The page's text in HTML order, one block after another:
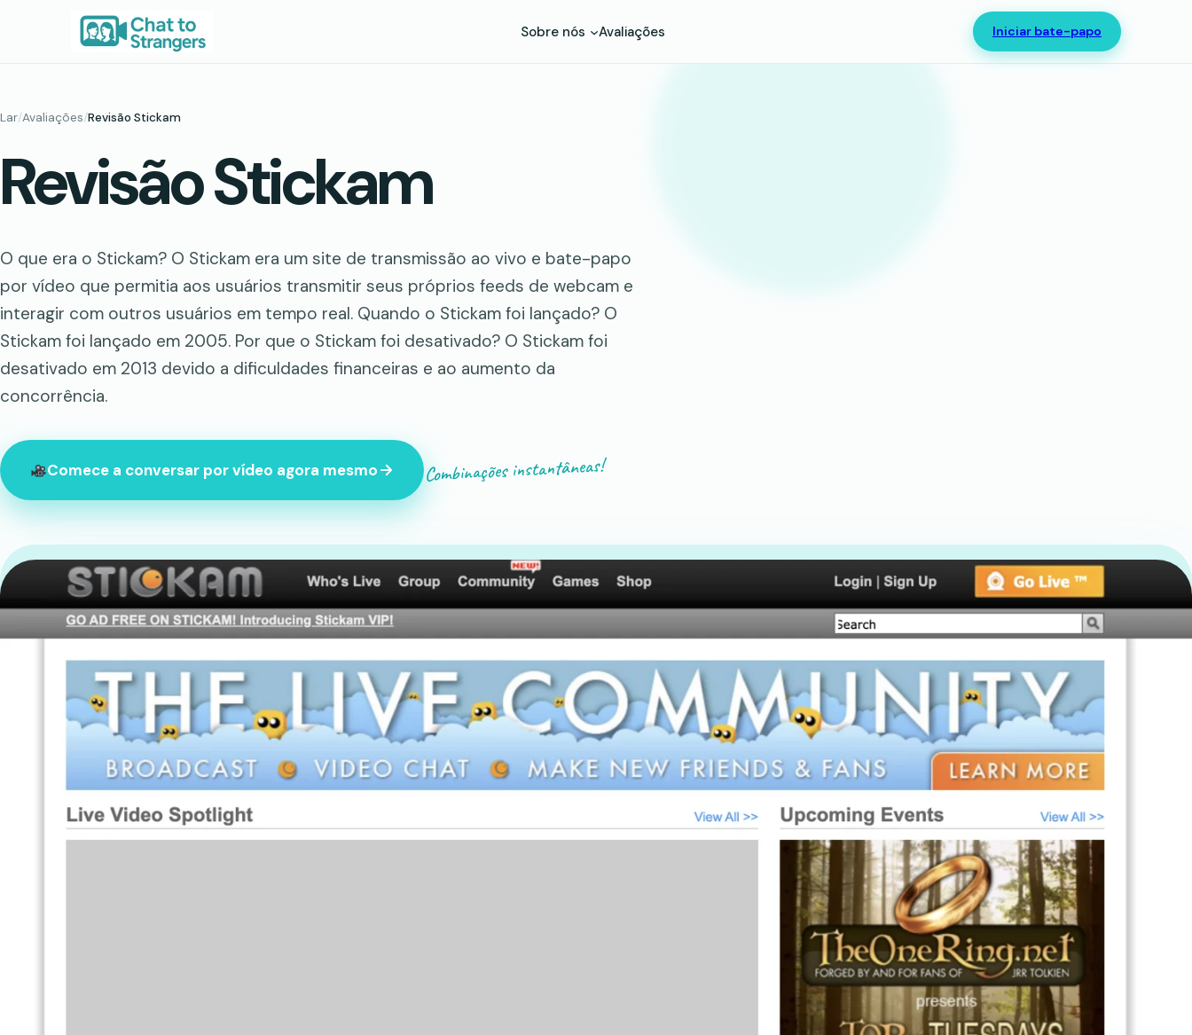
Sobre nós Avaliações Iniciar bate-papo
Lar/Avaliações/Revisão Stickam
Revisão Stickam
O que era o Stickam? O Stickam era um site de transmissão ao vivo e bate-papo
por vídeo que permitia aos usuários transmitir seus próprios feeds de webcam e
interagir com outros usuários em tempo real. Quando o Stickam foi lançado? O
Stickam foi lançado em 2005. Por que o Stickam foi desativado? O Stickam foi
desativado em 2013 devido a dificuldades financeiras e ao aumento da
concorrência.
Comece a conversar por vídeo agora mesmo Combinações instantâneas!